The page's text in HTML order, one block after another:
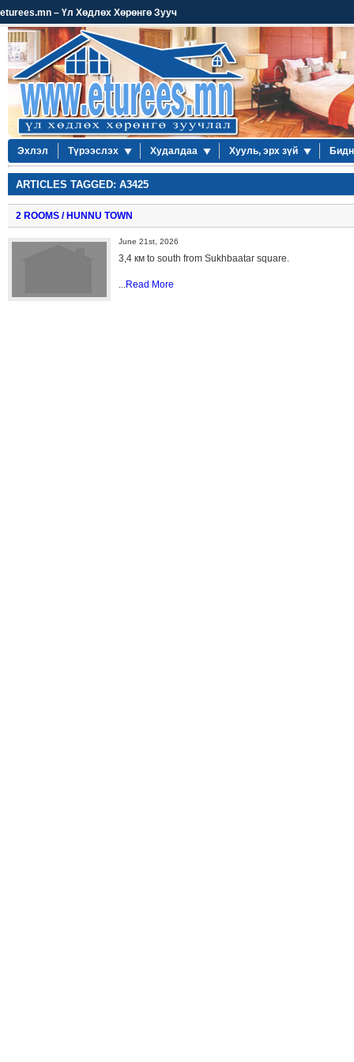
eturees.mn – Үл Хөдлөх Хөрөнгө Зууч
Эхлэл Түрээслэх Худалдаа Хууль, эрх зүй
ARTICLES TAGGED: A3425
2 ROOMS / HUNNU TOWN
June 21st, 2026
3,4 км to south from Sukhbaatar square.
...Read More